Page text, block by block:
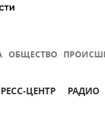
ОБЩЕСТВО
ЦЕНТР РАДИО